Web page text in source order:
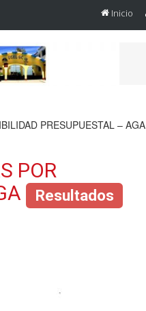
Inicio
PRESUPUESTAL – AGA
POR
Resultados